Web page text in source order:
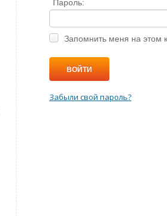
Пароль:
Запомнить меня на этом
ВОЙТИ
Забыли свой пароль?